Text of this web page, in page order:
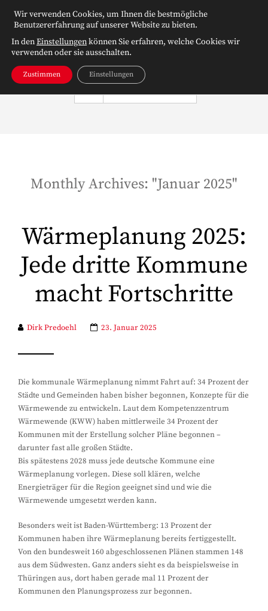
Monthly Archives: "Januar 2025"
Wärmeplanung 2025:
Jede dritte Kommune
macht Fortschritte
Dirk Predoehl 23. Januar 2025
Die kommunale Wärmeplanung nimmt Fahrt auf: 34 Prozent der
Städte und Gemeinden haben bisher begonnen, Konzepte für die
Wärmewende zu entwickeln. Laut dem Kompetenzzentrum
Wärmewende (KWW) haben mittlerweile 34 Prozent der
Kommunen mit der Erstellung solcher Pläne begonnen –
darunter fast alle großen Städte.
Bis spätestens 2028 muss jede deutsche Kommune eine
Wärmeplanung vorlegen. Diese soll klären, welche
Energieträger für die Region geeignet sind und wie die
Wärmewende umgesetzt werden kann.
Besonders weit ist Baden-Württemberg: 13 Prozent der
Kommunen haben ihre Wärmeplanung bereits fertiggestellt.
Von den bundesweit 160 abgeschlossenen Plänen stammen 148
aus dem Südwesten. Ganz anders sieht es da beispielsweise in
Thüringen aus, dort haben gerade mal 11 Prozent der
Kommunen den Planungsprozess zur begonnen.
Wir verwenden Cookies, um Ihnen die bestmögliche
Benutzererfahrung auf unserer Website zu bieten.
In denEinstellungenkönnen Sie erfahren, welche Cookies wir
verwenden oder sie ausschalten.
Zustimmen Einstellungen